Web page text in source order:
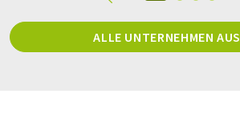
ALLE UNTERNEHMEN AUS